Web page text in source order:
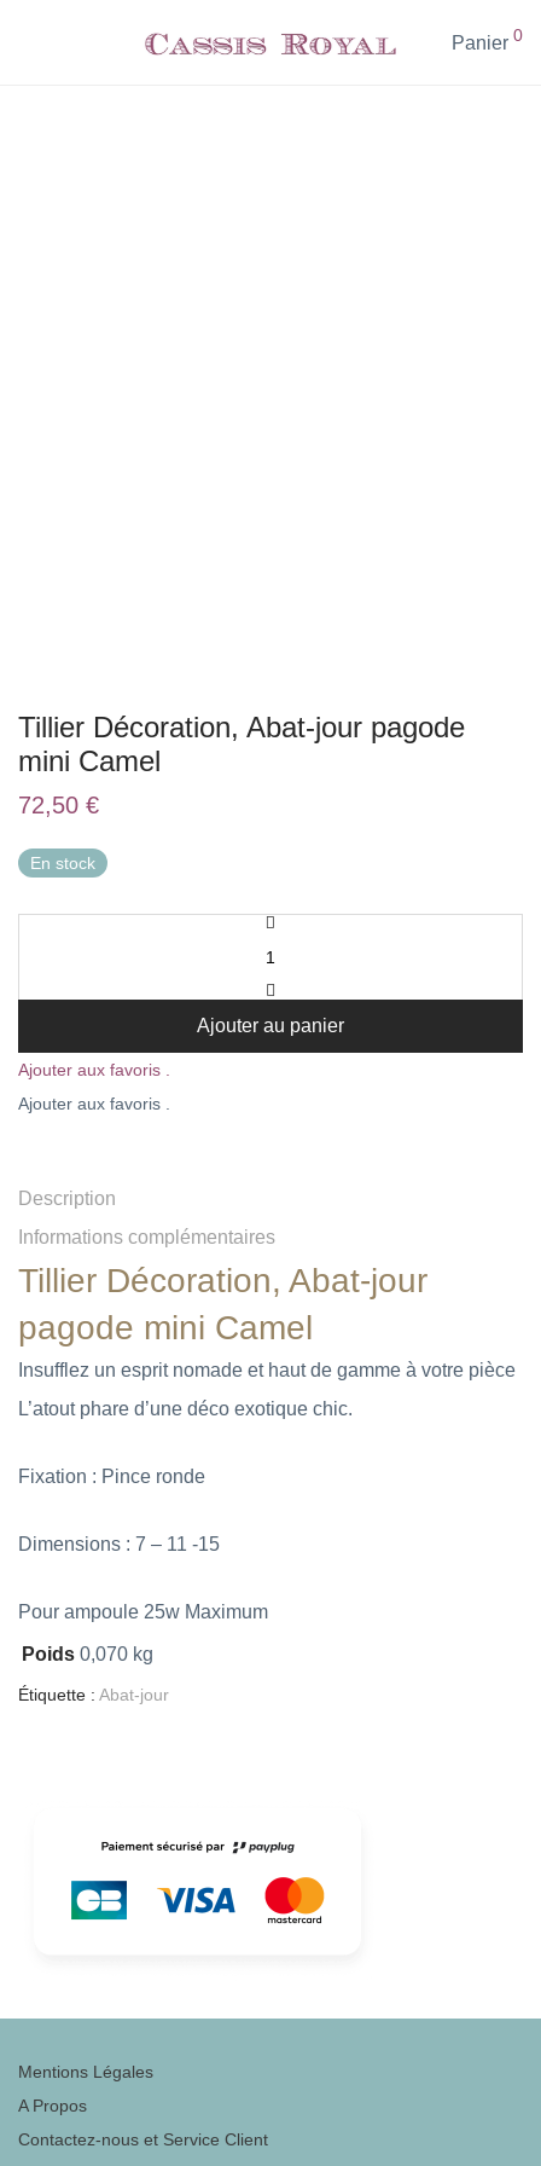
Panier 0
Tillier Décoration, Abat-jour pagode
mini Camel
72,50 €
En stock
Ajouter au panier
Ajouter aux favoris .
Ajouter aux favoris .
Description
Informations complémentaires
Tillier Décoration, Abat-jour
pagode mini Camel
Insufflez un esprit nomade et haut de gamme à votre pièce
L’atout phare d’une déco exotique chic.
Fixation : Pince ronde
Dimensions : 7 – 11 -15
Pour ampoule 25w Maximum
Poids 0,070 kg
Étiquette : Abat-jour
Mentions Légales
A Propos
Contactez-nous et Service Client